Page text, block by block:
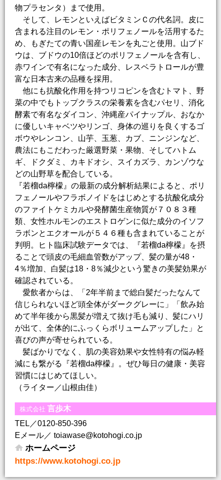
物プラセンタ）まで使用。
そして、レモンといえばビタミンＣの代名詞。皮に
含まれる注目のレモン・ポリフェノールを活用するた
め、もぎたての青い国産レモンを丸ごと使用。山ブド
ウは、ブドウの10倍ほどのポリフェノールを含有し、
赤ワインで有名になった成分、レスベラトロールが豊
富な日本古来の品種を採用。
他にも抗酸化作用を持つリコピンを含むトマト、野
菜の中でもトップクラスの栄養素を含むパセリ、消化
酵素で有名なダイコン、沖縄産パイナップル、おなか
に優しいキャベツやリンゴ、身体の巡りを良くするゴ
ボウやレンコン、山芋、玉葱、カブ、ニンジンなど、
農法にもこだわった厳選野菜・果物、そしてハトム
ギ、ドクダミ、カキドオシ、スイカズラ、カンゾウな
どの山野草を配合している。
『若榴da檸檬』の最新の成分解析結果によると、ポリ
フェノールやフラボノイドをはじめとする抗酸化成分
のファイトケミカルや発酵菌生産物質が７０８３種
類、女性ホルモンのエストロゲンに似た成分のイソフ
ラボンとエクオールが５４６種も含まれていることが
判明。ヒト臨床試験データでは、『若榴da檸檬』を摂
ることで頭皮の毛細血管数がアップ、髪の量が48・
4％増加、白髪は18・8％減少という驚きの美髪効果が
確認されている。
愛飲者からは、「2年半前まで総白髪だったなんて
信じられないほど頭全体がダークグレーに」「飲み始
めて半年後から黒髪が増えて抜け毛も減り、髪にハリ
が出て、全体的にふっくらボリュームアップした」と
喜びの声が寄せられている。
髪ばかりでなく、肌の美容効果や女性特有の悩み軽
減にも繋がる『若榴da檸檬』。ぜひ毎日の健康・美容
習慣にはじめてほしい。
（ライター／山根由佳）
株式会社 言歩木
TEL／0120-850-396
Eメール／ toiawase@kotohogi.co.jp
ホームページ
https://www.kotohogi.co.jp